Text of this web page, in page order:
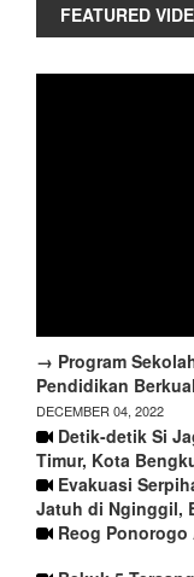
FEATURED
→ Program
Pendidikan
DECEMBER 04, 2022
Detik-detik Si
Timur, Kota
Evakuasi
Jatuh di Nginggil,
Reog